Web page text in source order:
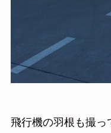
飛行機の羽根も撮っ